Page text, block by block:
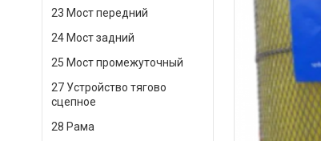
23 Мост передний
24 Мост задний
25 Мост промежуточный
27 Устройство тягово
сцепное
28 Рама